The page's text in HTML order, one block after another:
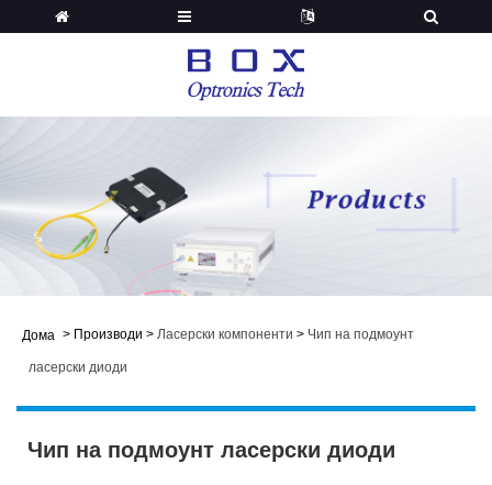
Дома > Производи > Ласерски компоненти > Чип на подмоунт
ласерски диоди
Чип на подмоунт ласерски диоди